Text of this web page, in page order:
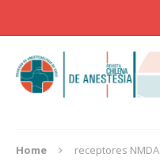
Home receptores NMDA